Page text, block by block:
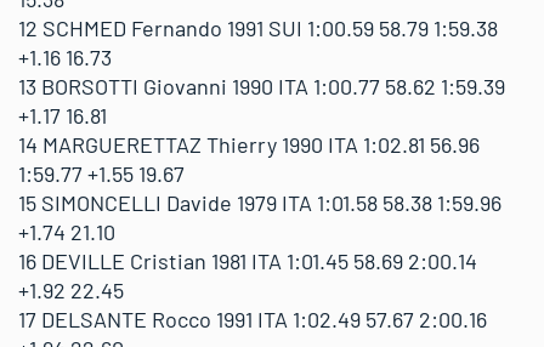
12 SCHMED Fernando 1991 SUI 1:00.59 58.79 1:59.38
+1.16 16.73
13 BORSOTTI Giovanni 1990 ITA 1:00.77 58.62 1:59.39
+1.17 16.81
14 MARGUERETTAZ Thierry 1990 ITA 1:02.81 56.96
1:59.77 +1.55 19.67
15 SIMONCELLI Davide 1979 ITA 1:01.58 58.38 1:59.96
+1.74 21.10
16 DEVILLE Cristian 1981 ITA 1:01.45 58.69 2:00.14
+1.92 22.45
17 DELSANTE Rocco 1991 ITA 1:02.49 57.67 2:00.16